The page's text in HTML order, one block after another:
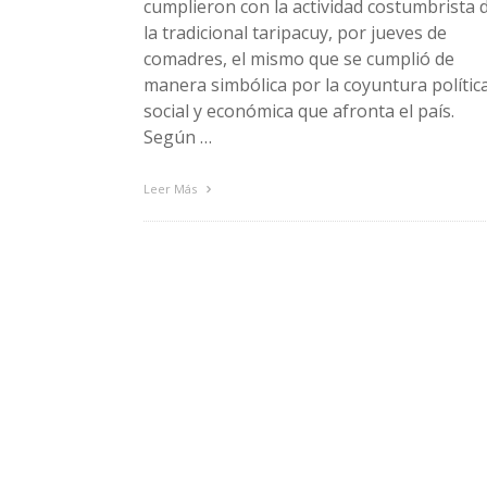
cumplieron con la actividad costumbrista
la tradicional taripacuy, por jueves de
comadres, el mismo que se cumplió de
manera simbólica por la coyuntura
social y económica que afronta el país.
Según …
Leer Más